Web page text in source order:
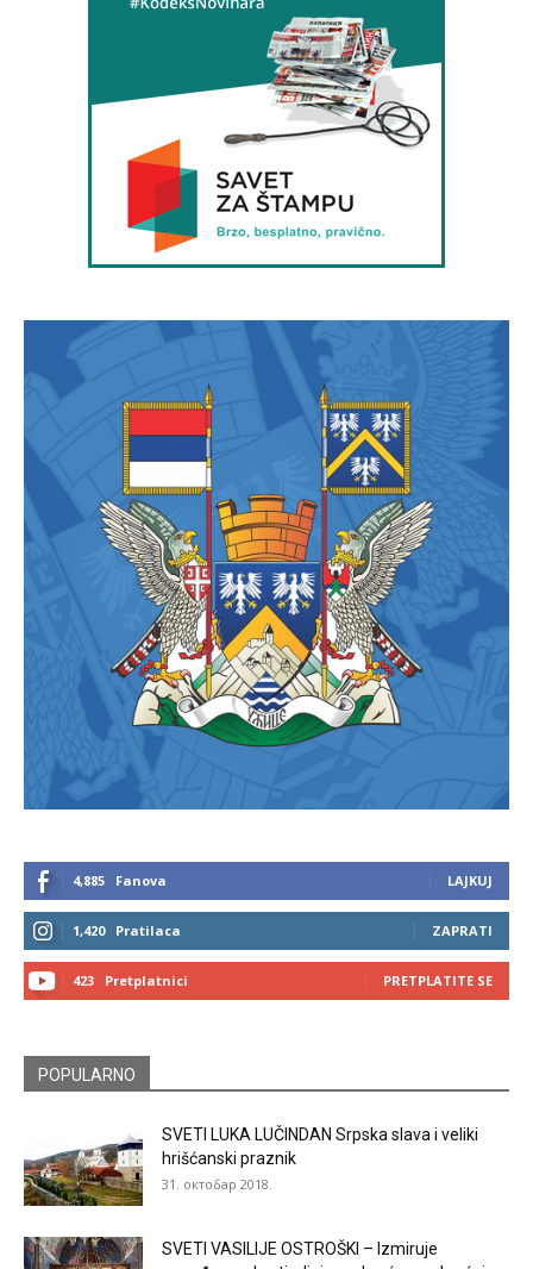
4,885 Fanova LAJKUJ
1,420 Pratilaca ZAPRATI
423 Pretplatnici PRETPLATITE SE
POPULARNO
SVETI LUKA LUČINDAN Srpska slava i veliki
hrišćanski praznik
31. октобар 2018.
SVETI VASILIJE OSTROŠKI – Izmiruje